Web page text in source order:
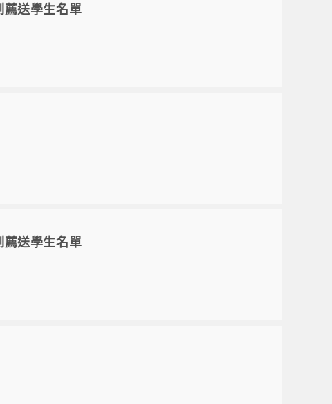
薦送學生名單
薦送學生名單